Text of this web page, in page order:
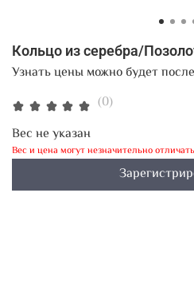
(0)
Кольцо из серебра/
Узнать цены можно будет
Вес не указан
Вес и цена могут незначительно